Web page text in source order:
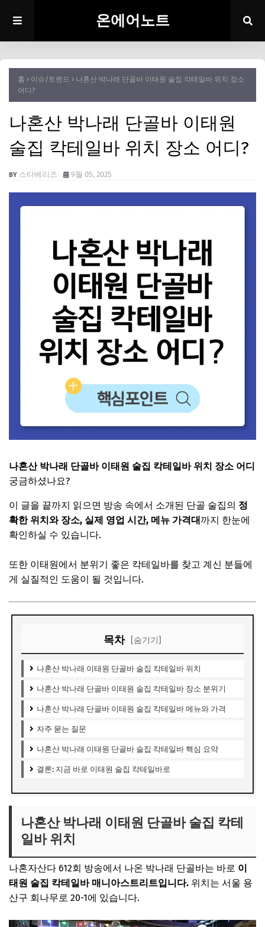
온에어노트
홈 이슈/트렌드
나혼산 박나래 단골바 이태원 술집 칵테일바 위치 장소
어디?
나혼산 박나래 단골바 이태원
술집 칵테일바 위치 장소 어디?
스타베리즈 9월 05, 2025
나혼산 박나래 단골바 이태원 술집 칵테일바 위치 장소 어디
궁금하셨나요?
이 글을 끝까지 읽으면 방송 속에서 소개된 단골 술집의 정
확한 위치와 장소, 실제 영업 시간, 메뉴 가격대까지 한눈에
확인하실 수 있습니다.
또한 이태원에서 분위기 좋은 칵테일바를 찾고 계신 분들에
게 실질적인 도움이 될 것입니다.
목차 [숨기기]
나혼산 박나래 이태원 단골바 술집 칵테일바 위치
나혼산 박나래 단골바 이태원 술집 칵테일바 장소 분위기
나혼산 박나래 단골바 이태원 술집 칵테일바 메뉴와 가격
자주 묻는 질문
나혼산 박나래 이태원 단골바 술집 칵테일바 핵심 요약
결론: 지금 바로 이태원 술집 칵테일바로
나혼산 박나래 이태원 단골바 술집 칵테
일바 위치
나혼자산다 612회 방송에서 나온 박나래 단골바는 바로 이
태원 술집 칵테일바 매니아스트리트입니다. 위치는 서울 용
산구 회나무로 20-1에 있습니다.